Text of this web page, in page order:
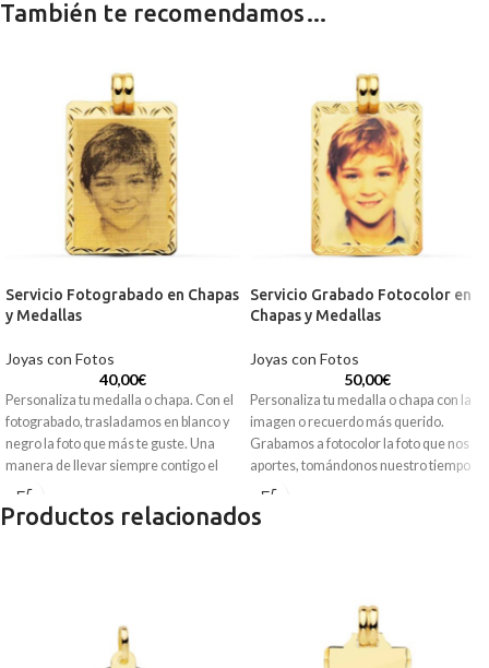
También te recomendamos…
Servicio Fotograbado en Chapas
y Medallas
Joyas con Fotos
40,00€
Personaliza tu medalla o chapa. Con el
fotograbado, trasladamos en blanco y
negro la foto que más te guste. Una
manera de llevar siempre contigo el
recuerdo más querido.
Servicio Grabado Fotocolor en
Chapas y Medallas
Joyas con Fotos
50,00€
Personaliza tu medalla o chapa con la
imagen o recuerdo más querido.
Grabamos a fotocolor la foto que nos
aportes, tomándonos nuestro tiempo
en resaltar cada uno de sus detalles.
Perfecta para llevar a diario.
Productos relacionados